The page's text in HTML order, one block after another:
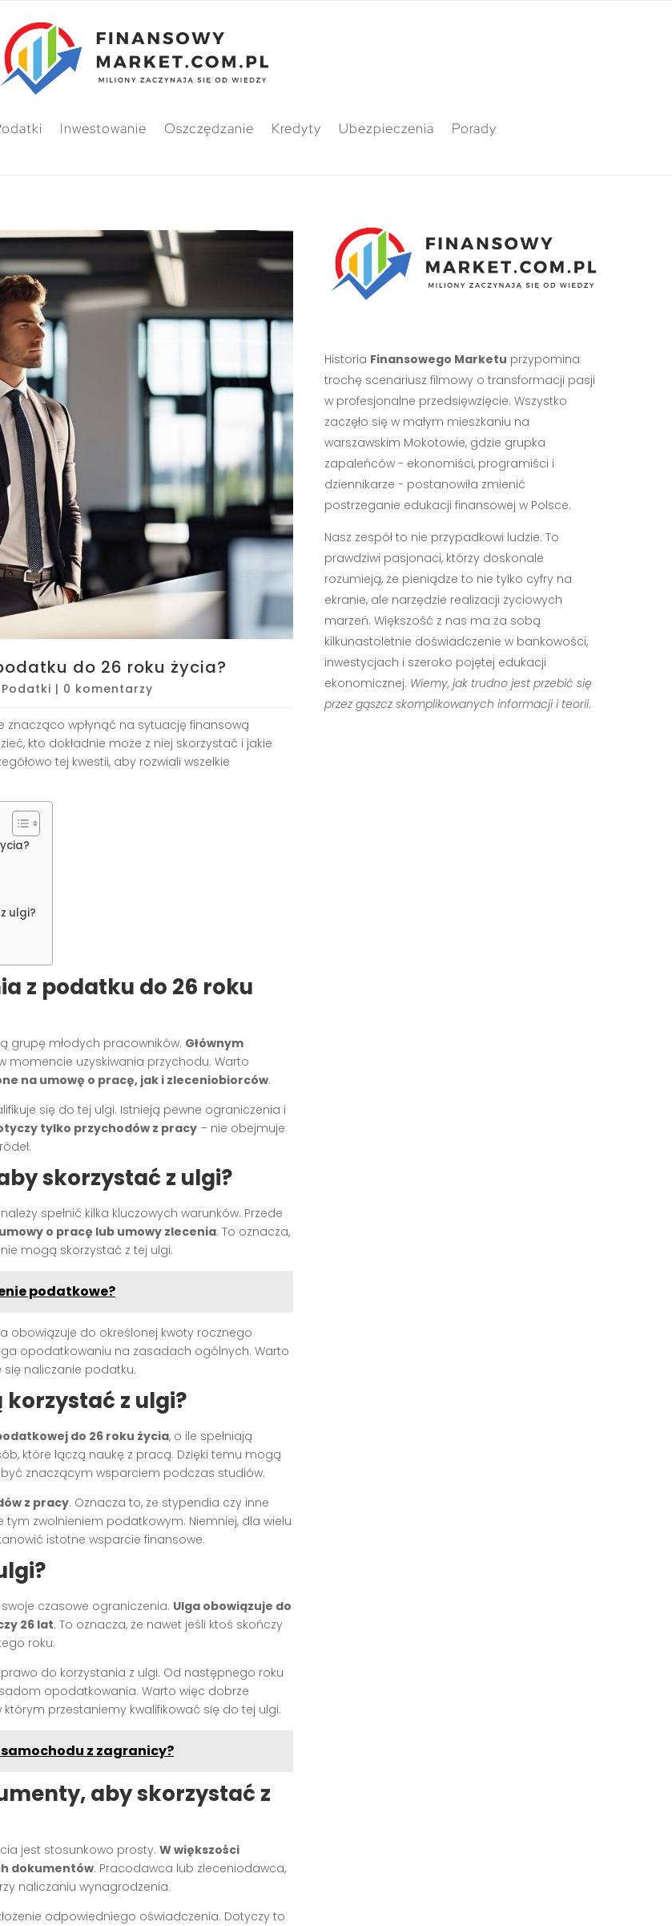
Inwestowanie Oszczędzanie Kredyty Ubezpieczenia Porady
do 26 roku życia?
Podatki | 0 komentarzy
znacząco wpłynąć na sytuację finansową
kto dokładnie może z niej skorzystać i jakie
tej kwestii, aby rozwiali wszelkie
ulgi?
z podatku do 26 roku
grupę młodych pracowników. Głównym
momencie uzyskiwania przychodu. Warto
na umowę o pracę, jak i zleceniobiorców.
się do tej ulgi. Istnieją pewne ograniczenia i
tylko przychodów z pracy – nie obejmuje
skorzystać z ulgi?
spełnić kilka kluczowych warunków. Przede
o pracę lub umowy zlecenia. To oznacza,
mogą skorzystać z tej ulgi.
podatkowe?
obowiązuje do określonej kwoty rocznego
opodatkowaniu na zasadach ogólnych. Warto
się naliczanie podatku.
z ulgi?
do 26 roku życia, o ile spełniają
które łączą naukę z pracą. Dzięki temu mogą
znaczącym wsparciem podczas studiów.
z pracy. Oznacza to, że stypendia czy inne
zwolnieniem podatkowym. Niemniej, dla wielu
istotne wsparcie finansowe.
czasowe ograniczenia. Ulga obowiązuje do
26 lat. To oznacza, że nawet jeśli ktoś skończy
roku.
do korzystania z ulgi. Od następnego roku
opodatkowania. Warto więc dobrze
przestaniemy kwalifikować się do tej ulgi.
z zagranicy?
aby skorzystać z
jest stosunkowo prosty. W większości
dokumentów. Pracodawca lub zleceniodawca,
naliczaniu wynagrodzenia.
odpowiedniego oświadczenia. Dotyczy to
Historia Finansowego Marketu przypomina
trochę scenariusz filmowy o transformacji pasji
w profesjonalne przedsięwzięcie. Wszystko
zaczęło się w małym mieszkaniu na
warszawskim Mokotowie, gdzie grupka
zapaleńców - ekonomiści, programiści i
dziennikarze - postanowiła zmienić
postrzeganie edukacji finansowej w Polsce.
Nasz zespół to nie przypadkowi ludzie. To
prawdziwi pasjonaci, którzy doskonale
rozumieją, że pieniądze to nie tylko cyfry na
ekranie, ale narzędzie realizacji życiowych
marzeń. Większość z nas ma za sobą
kilkunastoletnie doświadczenie w bankowości,
inwestycjach i szeroko pojętej edukacji
ekonomicznej. Wiemy, jak trudno jest przebić się
przez gąszcz skomplikowanych informacji i teorii.